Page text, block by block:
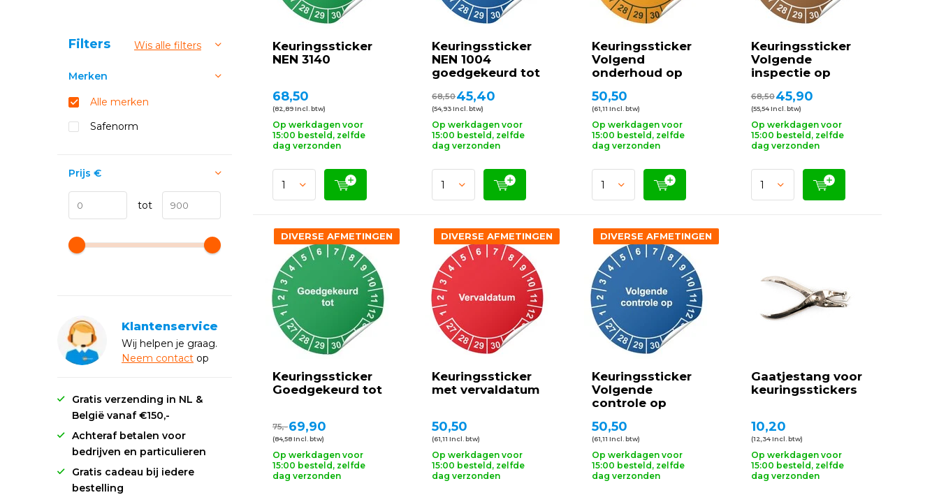
Keuringssticker
NEN 3140
68,50
(82,89 Incl. btw)
Op werkdagen voor
15:00 besteld, zelfde
dag verzonden
Keuringssticker
NEN 1004
goedgekeurd tot
68,5045,40
(54,93 Incl. btw)
Op werkdagen voor
15:00 besteld, zelfde
dag verzonden
Keuringssticker
Volgend
onderhoud op
50,50
(61,11 Incl. btw)
Op werkdagen voor
15:00 besteld, zelfde
dag verzonden
Keuringssticker
Volgende
inspectie op
68,5045,90
(55,54 Incl. btw)
Op werkdagen voor
15:00 besteld, zelfde
dag verzonden
Keuringssticker
Goedgekeurd tot
DIVERSE AFMETINGEN
75,-69,90
(84,58 Incl. btw)
Op werkdagen voor
15:00 besteld, zelfde
dag verzonden
Keuringssticker
met vervaldatum
DIVERSE AFMETINGEN
50,50
(61,11 Incl. btw)
Op werkdagen voor
15:00 besteld, zelfde
dag verzonden
Keuringssticker
Volgende
controle op
DIVERSE AFMETINGEN
50,50
(61,11 Incl. btw)
Op werkdagen voor
15:00 besteld, zelfde
dag verzonden
Gaatjestang voor
keuringsstickers
10,20
(12,34 Incl. btw)
Op werkdagen voor
15:00 besteld, zelfde
dag verzonden
Sorteren op:
Filters Wis alle filters
Merken
Alle merken
Safenorm
Prijs €
tot
Klantenservice
Wij helpen je graag.
Neem contact op
Gratis verzending in NL &
België vanaf €150,-
Achteraf betalen voor
bedrijven en particulieren
Gratis cadeau bij iedere
bestelling